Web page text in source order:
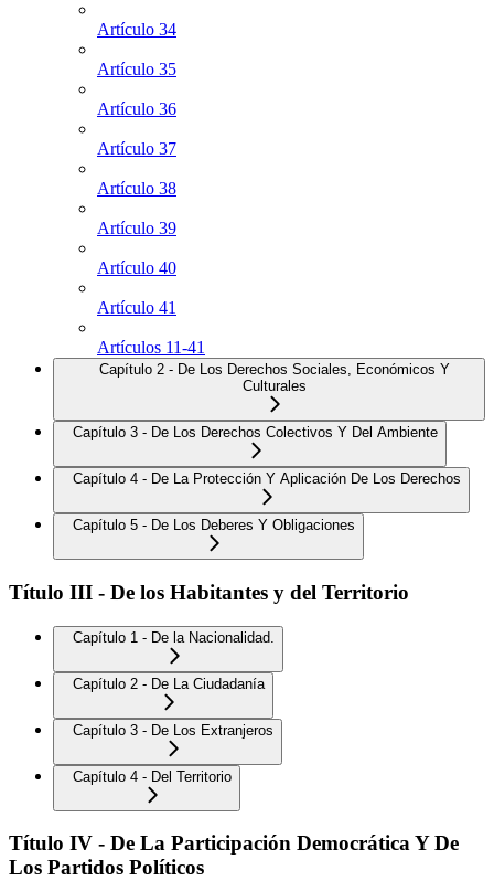
Artículo 34
Artículo 35
Artículo 36
Artículo 37
Artículo 38
Artículo 39
Artículo 40
Artículo 41
Artículos 11-41
Capítulo 2 - De Los Derechos Sociales, Económicos Y
Culturales
Capítulo 3 - De Los Derechos Colectivos Y Del Ambiente
Capítulo 4 - De La Protección Y Aplicación De Los Derechos
Capítulo 5 - De Los Deberes Y Obligaciones
Título III - De los Habitantes y del Territorio
Capítulo 1 - De la Nacionalidad.
Capítulo 2 - De La Ciudadanía
Capítulo 3 - De Los Extranjeros
Capítulo 4 - Del Territorio
Título IV - De La Participación Democrática Y De
Los Partidos Políticos